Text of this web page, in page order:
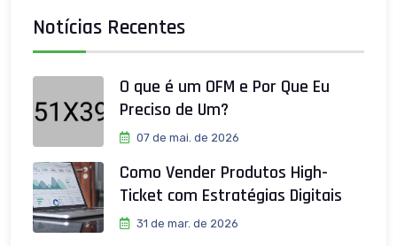
Notícias Recentes
O que é um OFM e Por Que Eu
Preciso de Um?
07 de mai. de 2026
Como Vender Produtos High-
Ticket com Estratégias Digitais
31 de mar. de 2026